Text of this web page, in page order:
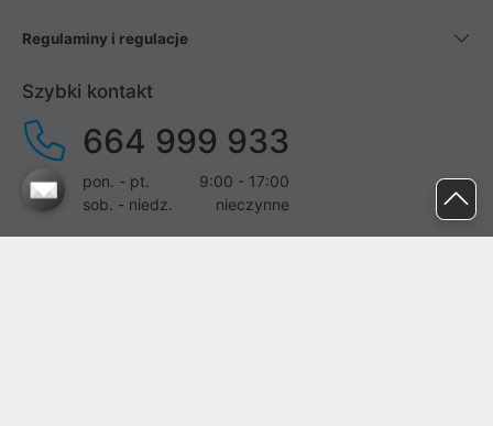
Regulaminy i regulacje
Szybki kontakt
664 999 933
pon. - pt.
9:00 - 17:00
sob. - niedz.
nieczynne